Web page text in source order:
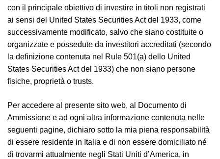
con il principale obiettivo di investire in titoli non registrati
ai sensi del United States Securities Act del 1933, come
successivamente modificato, salvo che siano costituite o
organizzate e possedute da investitori accreditati (secondo
la definizione contenuta nel Rule 501(a) dello United
States Securities Act del 1933) che non siano persone
fisiche, proprietà o trusts.
Per accedere al presente sito web, al Documento di
Ammissione e ad ogni altra informazione contenuta nelle
seguenti pagine, dichiaro sotto la mia piena responsabilità
di essere residente in Italia e di non essere domiciliato né
di trovarmi attualmente negli Stati Uniti d’America, in